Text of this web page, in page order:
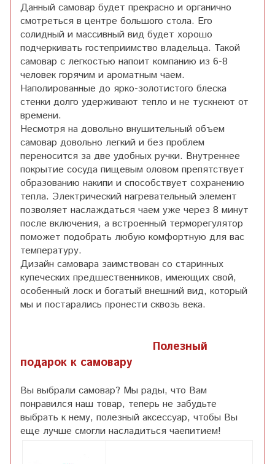
Данный самовар будет прекрасно и органично
смотреться в центре большого стола. Его
солидный и массивный вид будет хорошо
подчеркивать гостеприимство владельца. Такой
самовар с легкостью напоит компанию из 6-8
человек горячим и ароматным чаем.
Наполированные до ярко-золотистого блеска
стенки долго удерживают тепло и не тускнеют от
времени.
Несмотря на довольно внушительный объем
самовар довольно легкий и без проблем
переносится за две удобных ручки. Внутреннее
покрытие сосуда пищевым оловом препятствует
образованию накипи и способствует сохранению
тепла. Электрический нагревательный элемент
позволяет наслаждаться чаем уже через 8 минут
после включения, а встроенный терморегулятор
поможет подобрать любую комфортную для вас
температуру.
Дизайн самовара заимствован со старинных
купеческих предшественников, имеющих свой,
особенный лоск и богатый внешний вид, который
мы и постарались пронести сквозь века.
Полезный
подарок к самовару
Вы выбрали самовар? Мы рады, что Вам
понравился наш товар, теперь не забудьте
выбрать к нему, полезный аксессуар, чтобы Вы
еще лучше смогли насладиться чаепитием!